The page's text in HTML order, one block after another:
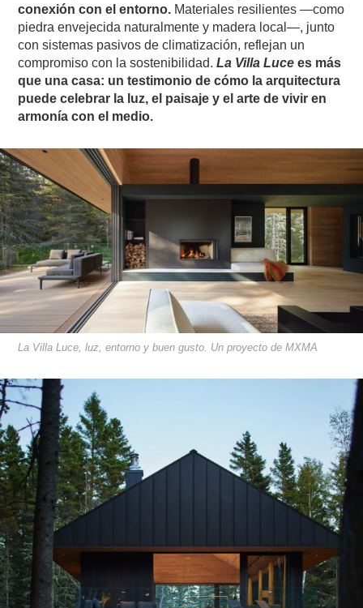
conexión con el entorno. Materiales resilientes —como
piedra envejecida naturalmente y madera local—, junto
con sistemas pasivos de climatización, reflejan un
compromiso con la sostenibilidad.La Villa Luce es más
que una casa: un testimonio de cómo la arquitectura
puede celebrar la luz, el paisaje y el arte de vivir en
armonía con el medio.
La Villa Luce, luz, entorno y buen gusto. Un proyecto de MXMA